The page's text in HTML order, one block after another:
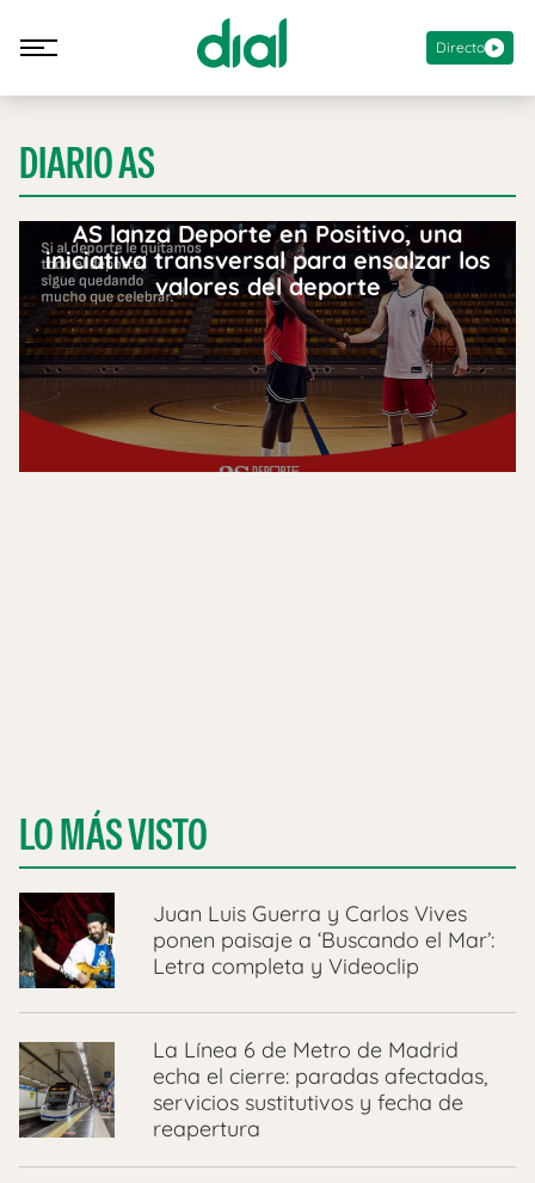
Directo
DIARIO AS
AS lanza Deporte en Positivo, una
iniciativa transversal para ensalzar los
valores del deporte
LO MÁS VISTO
Juan Luis Guerra y Carlos Vives
ponen paisaje a ‘Buscando el Mar’:
Letra completa y Videoclip
La Línea 6 de Metro de Madrid
echa el cierre: paradas afectadas,
servicios sustitutivos y fecha de
reapertura